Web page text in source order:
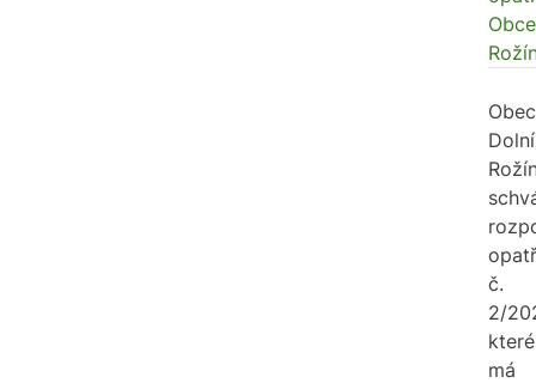
Obec
Dolní
č.
2/
které
má